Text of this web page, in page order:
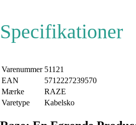
Specifikationer
Varenummer 51121
EAN
5712227239570
Mærke
RAZE
Varetype
Kabelsko